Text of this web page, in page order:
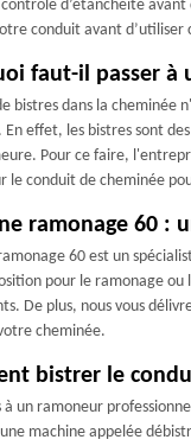
d’étanchéité avant
conduit avant
faut-il passer à
bistres dans la cheminée
En effet, les bistres sont
Pour ce faire,
le conduit de cheminée
ramonage 60 :
60 est un
pour le ramonage ou
De plus, nous vous
cheminée.
bistrer le
à un ramoneur
machine appelée